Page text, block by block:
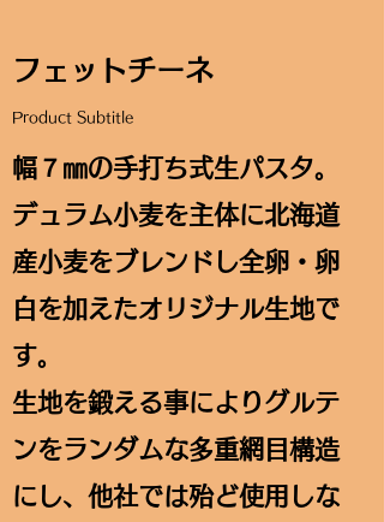
フェットチーネ
Product Subtitle
幅７㎜の手打ち式生パスタ。
デュラム小麦を主体に北海道
産小麦をブレンドし全卵・卵
白を加えたオリジナル生地で
す。
生地を鍛える事によりグルテ
ンをランダムな多重網目構造
にし、他社では殆ど使用しな